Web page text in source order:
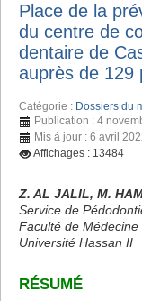
Place de la
du centre de
dentaire de
auprès de 129
Catégorie : Dossiers du
Publication : 4
Mis à jour : 6 avril
Affichages : 13484
Z. AL JALIL, M.
Service de
Faculté de
Université Hassan II
RÉSUMÉ